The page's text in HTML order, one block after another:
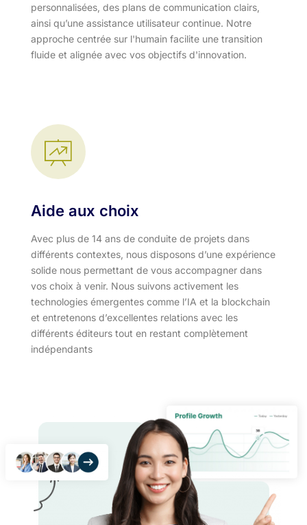
personnalisées, des plans de communication clairs,
ainsi qu’une assistance utilisateur continue. Notre
approche centrée sur l'humain facilite une transition
fluide et alignée avec vos objectifs d'innovation.​
Aide aux choix
Avec plus de 14 ans de conduite de projets dans
différents contextes, nous disposons d’une expérience
solide nous permettant de vous accompagner dans
vos choix à venir. Nous suivons activement les
technologies émergentes comme l’IA et la blockchain
et entretenons d’excellentes relations avec les
différents éditeurs tout en restant complètement
indépendants